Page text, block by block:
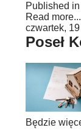
Published in
Read more...
czwartek,
Poseł
Będzie